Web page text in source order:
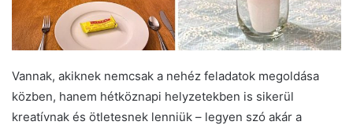
Vannak, akiknek nemcsak a nehéz feladatok megoldása
közben, hanem hétköznapi helyzetekben is sikerül
kreatívnak és ötletesnek lenniük – legyen szó akár a